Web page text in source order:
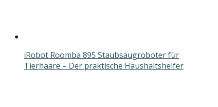
iRobot Roomba 895 Staubsaugroboter für
Tierhaare – Der praktische Haushaltshelfer